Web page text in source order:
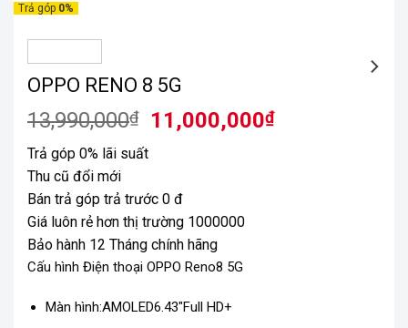
Trả góp 0%
OPPO RENO 8 5G
13,990,000₫
Giá
11,000,000₫Giá
Trả góp 0% lãi suất
Thu cũ đổi mới
Bán trả góp trả trước 0 đ
Giá luôn rẻ hơn thị trường 1000000
Bảo hành 12 Tháng chính hãng
Cấu hình Điện thoại OPPO Reno8 5G
Màn hình:AMOLED6.43″Full HD+